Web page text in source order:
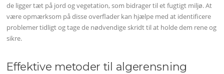
de ligger tæt på jord og vegetation, som bidrager til et fugtigt miljø. At
være opmærksom på disse overflader kan hjælpe med at identificere
problemer tidligt og tage de nødvendige skridt til at holde dem rene og
sikre.
Effektive metoder til algerensning